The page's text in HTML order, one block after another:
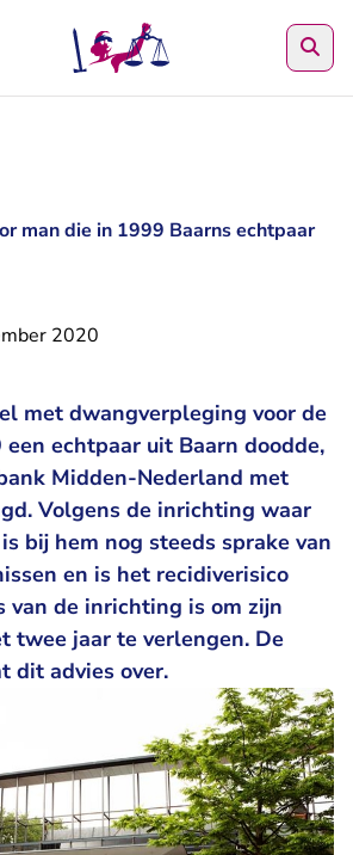
man die in 1999 Baarns echtpaar
2020
met dwangverpleging voor de
echtpaar uit Baarn doodde,
Midden-Nederland met
Volgens de inrichting waar
bij hem nog steeds sprake van
en is het recidiverisico
van de inrichting is om zijn
twee jaar te verlengen. De
dit advies over.